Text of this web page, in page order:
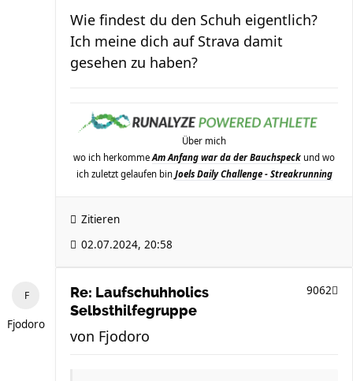
Wie findest du den Schuh eigentlich?
Ich meine dich auf Strava damit
gesehen zu haben?
Über mich
wo ich herkommeAm Anfang war da der Bauchspeck und wo
ich zuletzt gelaufen bin Joels Daily Challenge - Streakrunning
Zitieren
02.07.2024, 20:58
Fjodoro
Re: Laufschuhholics
Selbsthilfegruppe
9062
von Fjodoro